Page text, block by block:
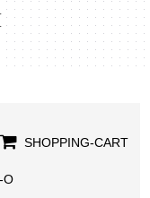
SHOPPING-CART
O